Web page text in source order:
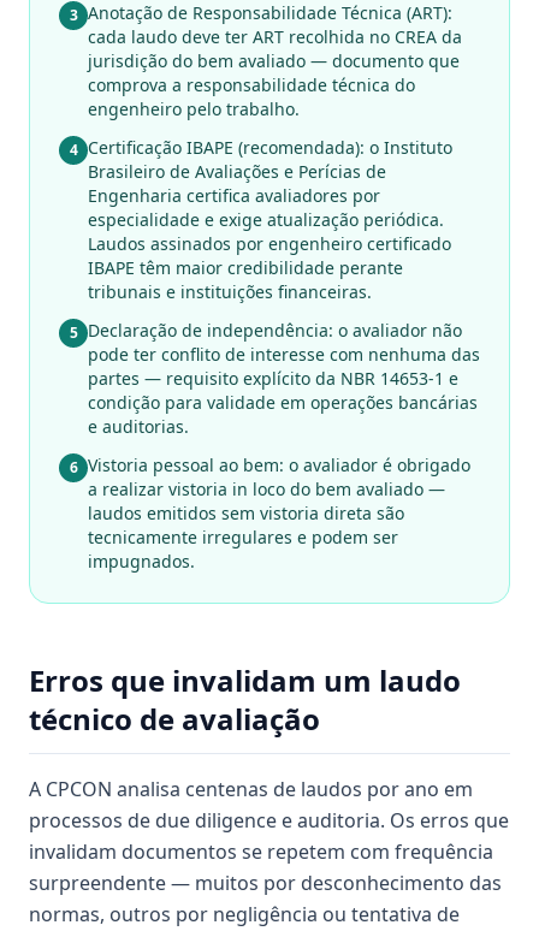
3 Anotação de Responsabilidade Técnica (ART):
cada laudo deve ter ART recolhida no CREA da
jurisdição do bem avaliado — documento que
comprova a responsabilidade técnica do
engenheiro pelo trabalho.
4 Certificação IBAPE (recomendada): o Instituto
Brasileiro de Avaliações e Perícias de
Engenharia certifica avaliadores por
especialidade e exige atualização periódica.
Laudos assinados por engenheiro certificado
IBAPE têm maior credibilidade perante
tribunais e instituições financeiras.
5 Declaração de independência: o avaliador não
pode ter conflito de interesse com nenhuma das
partes — requisito explícito da NBR 14653-1 e
condição para validade em operações bancárias
e auditorias.
6 Vistoria pessoal ao bem: o avaliador é obrigado
a realizar vistoria in loco do bem avaliado —
laudos emitidos sem vistoria direta são
tecnicamente irregulares e podem ser
impugnados.
Erros que invalidam um laudo
técnico de avaliação
A CPCON analisa centenas de laudos por ano em
processos de due diligence e auditoria. Os erros que
invalidam documentos se repetem com frequência
surpreendente — muitos por desconhecimento das
normas, outros por negligência ou tentativa de